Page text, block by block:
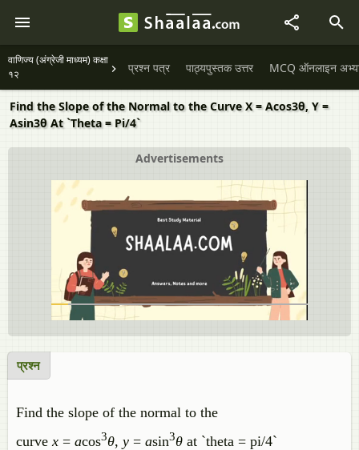
वाणिज्य (अंग्रेजी माध्यम) कक्षा
१२
प्रश्न पत्र पाठ्यपुस्तक उत्तर MCQ ऑनलाइन
Find the Slope of the Normal to the Curve X = Acos3θ, Y =
Asin3θ At `Theta = Pi/4`
Advertisements
प्रश्न
Find the slope of the normal to the
curvex = acos3θ, y = asin3θ at `theta = pi/4`